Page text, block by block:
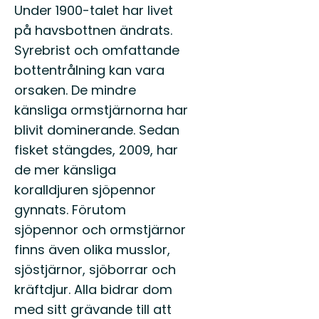
Under 1900-talet har livet
på havsbottnen ändrats.
Syrebrist och omfattande
bottentrålning kan vara
orsaken. De mindre
känsliga ormstjärnorna har
blivit dominerande. Sedan
fisket stängdes, 2009, har
de mer känsliga
koralldjuren sjöpennor
gynnats. Förutom
sjöpennor och ormstjärnor
finns även olika musslor,
sjöstjärnor, sjöborrar och
kräftdjur. Alla bidrar dom
med sitt grävande till att